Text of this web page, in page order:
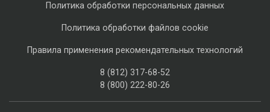
Политика обработки персональных данных
Политика обработки файлов cookie
Правила применения рекомендательных технологий
8 (812) 317-68-52
8 (800) 222-80-26